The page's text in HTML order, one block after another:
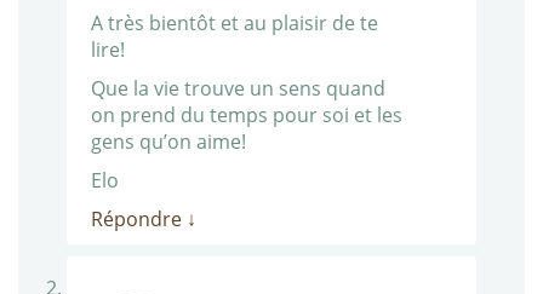
A très bientôt et au plaisir de te
lire!
Que la vie trouve un sens quand
on prend du temps pour soi et les
gens qu’on aime!
Elo
Répondre ↓